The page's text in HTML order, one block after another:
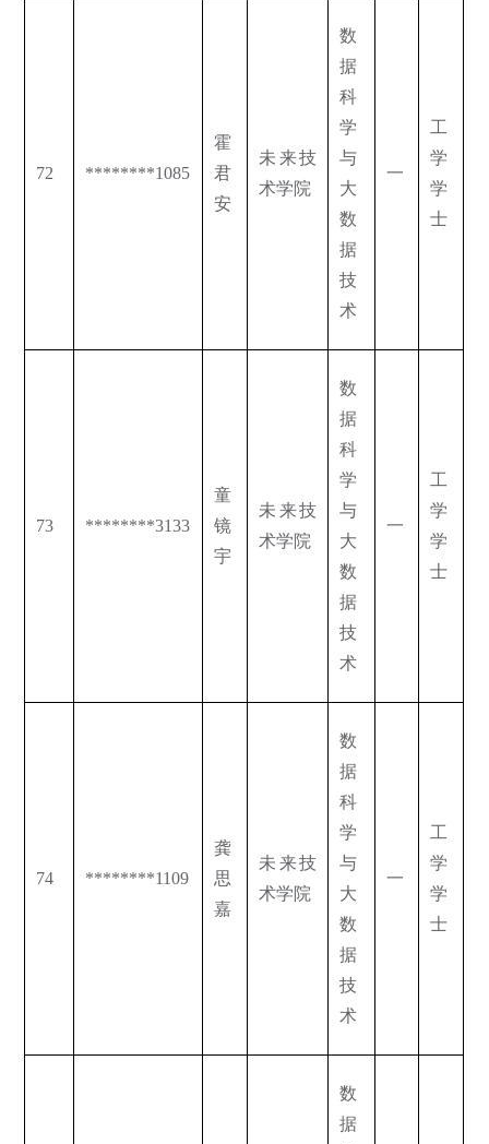
72 ********1085
霍
君
安
未来技
术学院
数
据
科
学
与
大
数
据
技
术
一
工
学
学
士
73 ********3133
童
镜
宇
未来技
术学院
数
据
科
学
与
大
数
据
技
术
一
工
学
学
士
74 ********1109
龚
思
嘉
未来技
术学院
数
据
科
学
与
大
数
据
技
术
一
工
学
学
士
数
据